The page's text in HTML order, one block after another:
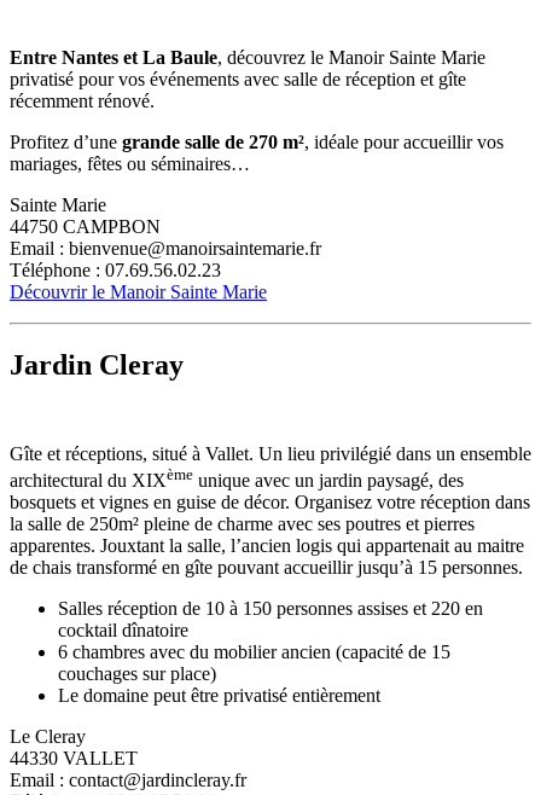
Entre Nantes et La Baule, découvrez le Manoir Sainte Marie
privatisé pour vos événements avec salle de réception et gîte
récemment rénové.
Profitez d’une grande salle de 270 m², idéale pour accueillir vos
mariages, fêtes ou séminaires…
Sainte Marie
44750 CAMPBON
Email : bienvenue@manoirsaintemarie.fr
Téléphone : 07.69.56.02.23
Découvrir le Manoir Sainte Marie
Jardin Cleray
Gîte et réceptions, situé à Vallet. Un lieu privilégié dans un ensemble
architectural du XIXème unique avec un jardin paysagé, des
bosquets et vignes en guise de décor. Organisez votre réception dans
la salle de 250m² pleine de charme avec ses poutres et pierres
apparentes. Jouxtant la salle, l’ancien logis qui appartenait au maitre
de chais transformé en gîte pouvant accueillir jusqu’à 15 personnes.
Salles réception de 10 à 150 personnes assises et 220 en
cocktail dînatoire
6 chambres avec du mobilier ancien (capacité de 15
couchages sur place)
Le domaine peut être privatisé entièrement
Le Cleray
44330 VALLET
Email : contact@jardincleray.fr